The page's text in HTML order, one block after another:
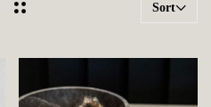
Sort